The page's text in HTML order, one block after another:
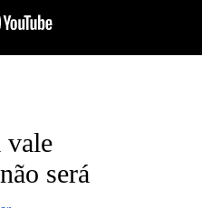
vale
será